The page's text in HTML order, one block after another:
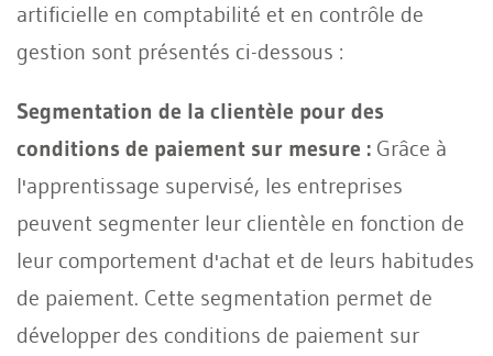
artificielle en comptabilité et en contrôle de
gestion sont présentés ci-dessous :
Segmentation de la clientèle pour des
conditions de paiement sur mesure : Grâce à
l'apprentissage supervisé, les entreprises
peuvent segmenter leur clientèle en fonction de
leur comportement d'achat et de leurs habitudes
de paiement. Cette segmentation permet de
développer des conditions de paiement sur